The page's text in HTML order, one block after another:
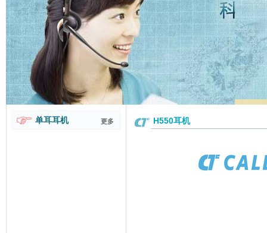
单耳耳机 更多 H550耳机